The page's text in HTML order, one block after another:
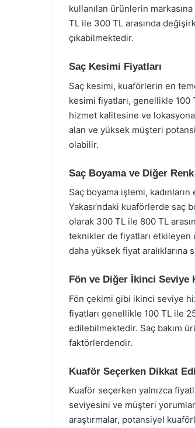
kullanılan ürünlerin
TL ile 300 TL arasında
çıkabilmektedir.
Saç Kesimi Fiyatları
Saç kesimi, kuaförlerin en
kesimi fiyatları, genellikle
hizmet kalitesine ve
alan ve yüksek müşteri
olabilir.
Saç Boyama ve Diğer
Saç boyama işlemi,
Yakası’ndaki kuaförlerde saç
olarak 300 TL ile 800 TL
teknikler de fiyatları etkileyen
daha yüksek fiyat
Fön ve Diğer İkinci Seviye
Fön çekimi gibi ikinci seviye
fiyatları genellikle 100 TL ile
edilebilmektedir. Saç bakım
faktörlerdendir.
Kuaför Seçerken Dikkat
Kuaför seçerken yalnızca
seviyesini ve müşteri
araştırmalar, potansiyel